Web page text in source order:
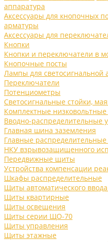
аппаратура
Аксессуары для кнопочных
арматуры
Аксессуары для
Кнопки
Кнопки и переключатели в
Кнопочные посты
Лампы для светосигнальной
Переключатели
Потенциометры
Светосигнальные стойки,
Комплектные низковольтные
Вводно-распределительные
Главная шина заземления
Главные
НКУ взрывозащищенного
Передвижные щиты
Устройства компенсации
Шкафы распределительные
Щиты автоматического
Щиты квартирные
Щиты освещения
Щиты серии ЩО-70
Щиты управления
Щиты этажные